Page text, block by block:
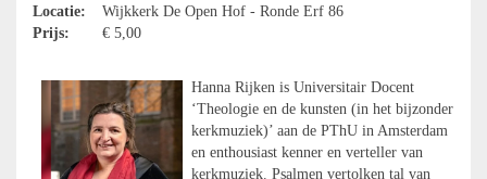
Locatie:
Wijkkerk De Open Hof - Ronde Erf 86
Prijs:
€ 5,00
Hanna Rijken is Universitair Docent
‘Theologie en de kunsten (in het bijzonder
kerkmuziek)’ aan de PThU in Amsterdam
en enthousiast kenner en verteller van
kerkmuziek. Psalmen vertolken tal van